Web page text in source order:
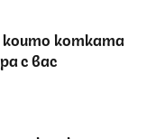
които котката
с вас